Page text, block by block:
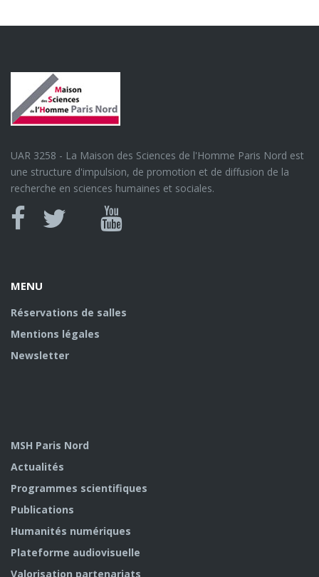
UAR 3258 - La Maison des Sciences de l'Homme Paris Nord est
une structure d'impulsion, de promotion et de diffusion de la
recherche en sciences humaines et sociales.
Canal
MENU
Réservations de salles
Mentions légales
Newsletter
MSH Paris Nord
Actualités
Programmes scientifiques
Publications
Humanités numériques
Plateforme audiovisuelle
Valorisation partenariats